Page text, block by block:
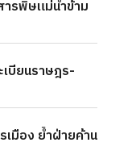
รพิษแม่น้ำข้าม
บียนราษฎร-
เมือง ย้ำฝ่ายค้าน